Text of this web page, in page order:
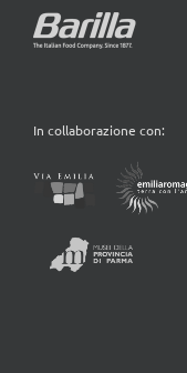
In collaborazione con: